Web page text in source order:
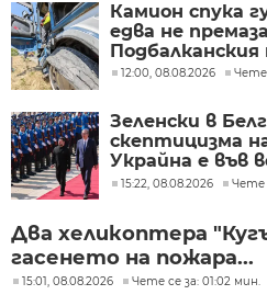
Камион спука
едва не
12:00, 08.08.2026 Чете
Зеленски в
скептицизма
Украйна е във
скептицизъм
15:22, 08.08.2026 Чете
Два хеликоптера
гасенето на пожара...
15:01, 08.08.2026 Чете се за: 01:02 мин.